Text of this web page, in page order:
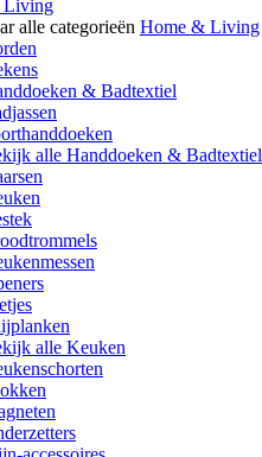
Living
alle categorieën Home & Living
& Badtextiel
alle Handdoeken & Badtextiel
alle Keuken